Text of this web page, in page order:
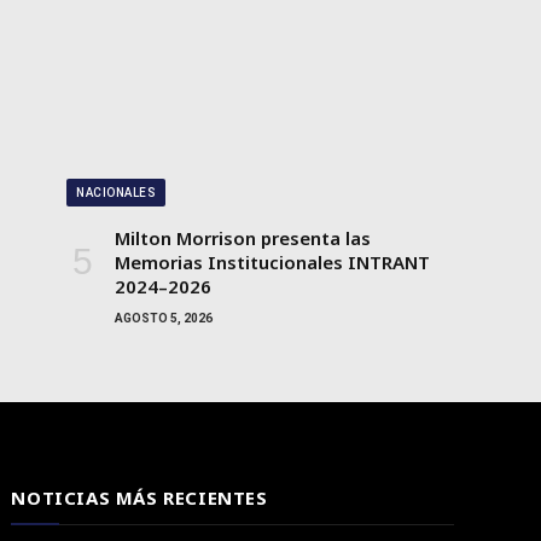
NACIONALES
Milton Morrison presenta las
Memorias Institucionales INTRANT
2024–2026
AGOSTO 5, 2026
NOTICIAS MÁS RECIENTES